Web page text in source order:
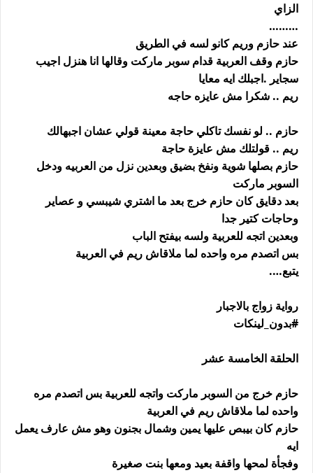
الزاي
………
عند حازم وريم كانو لسه في الطريق
حازم وقف العربية قدام سوبر ماركت وقالها انا هنزل اجيب
سجاير .اجبلك ايه معايا
ريم .. شكرا مش عايزه حاجه
حازم .. لو نفسك تاكلي حاجة معينة قولي عشان اجبهالك
ريم .. قولتلك مش عايزة حاجة
حازم بصلها شوية ونفخ بضيق وبعدين نزل من العربيه ودخل
السوبر ماركت
بعد دقايق كان حازم خرج بعد ما اشتري شيبسي و عصاير
وحاجات كتير جدا
وبعدين اتجه للعربية ولسه بيفتح الباب
بس اتصدم مره واحده لما ملاقاش ريم في العربية
يتبع….
رواية زواج بالاجبار
#بدون_لينكات
الحلقة الخامسة عشر
حازم خرج من السوبر ماركت واتجه للعربية بس اتصدم مره
واحده لما ملاقاش ريم في العربية
حازم كان بيبص عليها يمين وشمال بجنون وهو مش عارف يعمل
ايه
وفجأة لمحها واقفة بعيد ومعها بنت صغيرة